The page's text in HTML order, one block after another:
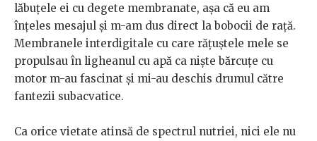
lăbuțele ei cu degete membranate, așa că eu am
înțeles mesajul și m-am dus direct la bobocii de rață.
Membranele interdigitale cu care rățuștele mele se
propulsau în ligheanul cu apă ca niște bărcuțe cu
motor m-au fascinat și mi-au deschis drumul către
fantezii subacvatice.
Ca orice vietate atinsă de spectrul nutriei, nici ele nu